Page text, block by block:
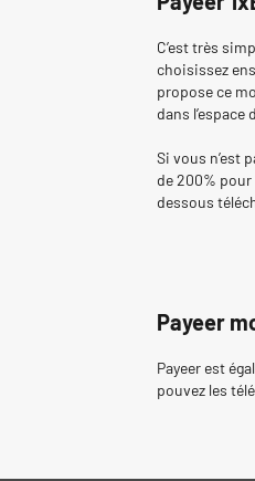
C’est très
choisissez
propose ce
dans l’espace
Si vous n’est
de 200%
dessous
Payeer
Payeer est
pouvez les